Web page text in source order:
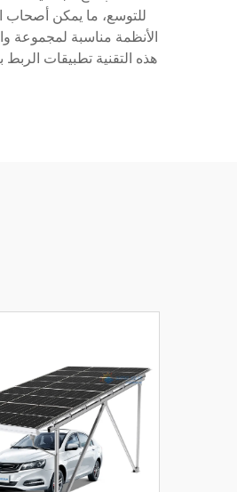
للتوسع، ما يمكن أصحاب
الأنظمة مناسبة لمجموعة
هذه التقنية تطبيقات